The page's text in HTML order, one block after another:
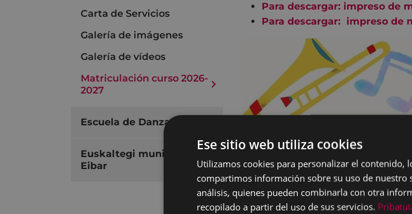
Para descargar: impreso de
Para descargar: impreso de
Carta de Servicios
Galería de imágenes
Galería de vídeos
Matriculación curso 2026-
2027
Escuela de Danza
Euskaltegi municipal de
Eibar
Ese sitio web utiliza cookies
Utilizamos cookies para personalizar el contenido,
compartimos información sobre su uso de
análisis, quienes pueden combinarla con otra
recopilado a partir del uso de sus servicios.